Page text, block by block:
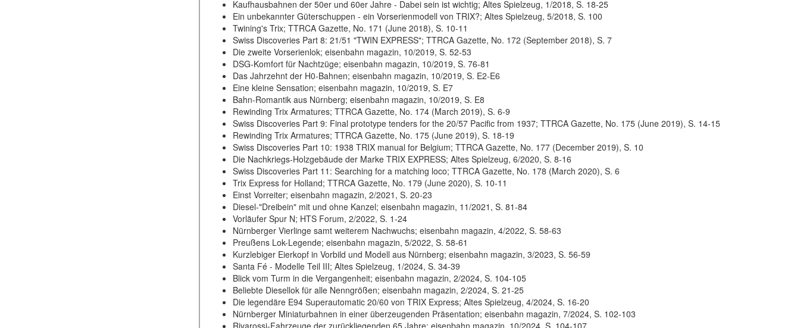
Kaufhausbahnen der 50er und 60er Jahre - Dabei sein ist wichtig; Altes Spielzeug, 1/2018, S. 18-25
Ein unbekannter Güterschuppen - ein Vorserienmodell von TRIX?; Altes Spielzeug, 5/2018, S. 100
Twining's Trix; TTRCA Gazette, No. 171 (June 2018), S. 10-11
Swiss Discoveries Part 8: 21/51 "TWIN EXPRESS"; TTRCA Gazette, No. 172 (September 2018), S. 7
Die zweite Vorserienlok; eisenbahn magazin, 10/2019, S. 52-53
DSG-Komfort für Nachtzüge; eisenbahn magazin, 10/2019, S. 76-81
Das Jahrzehnt der H0-Bahnen; eisenbahn magazin, 10/2019, S. E2-E6
Eine kleine Sensation; eisenbahn magazin, 10/2019, S. E7
Bahn-Romantik aus Nürnberg; eisenbahn magazin, 10/2019, S. E8
Rewinding Trix Armatures; TTRCA Gazette, No. 174 (March 2019), S. 6-9
Swiss Discoveries Part 9: Final prototype tenders for the 20/57 Pacific from 1937; TTRCA Gazette, No. 175 (June 2019), S. 14-15
Rewinding Trix Armatures; TTRCA Gazette, No. 175 (June 2019), S. 18-19
Swiss Discoveries Part 10: 1938 TRIX manual for Belgium; TTRCA Gazette, No. 177 (December 2019), S. 10
Die Nachkriegs-Holzgebäude der Marke TRIX EXPRESS; Altes Spielzeug, 6/2020, S. 8-16
Swiss Discoveries Part 11: Searching for a matching loco; TTRCA Gazette, No. 178 (March 2020), S. 6
Trix Express for Holland; TTRCA Gazette, No. 179 (June 2020), S. 10-11
Einst Vorreiter; eisenbahn magazin, 2/2021, S. 20-23
Diesel-"Dreibein" mit und ohne Kanzel; eisenbahn magazin, 11/2021, S. 81-84
Vorläufer Spur N; HTS Forum, 2/2022, S. 1-24
Nürnberger Vierlinge samt weiterem Nachwuchs; eisenbahn magazin, 4/2022, S. 58-63
Preußens Lok-Legende; eisenbahn magazin, 5/2022, S. 58-61
Kurzlebiger Eierkopf in Vorbild und Modell aus Nürnberg; eisenbahn magazin, 3/2023, S. 56-59
Santa Fé - Modelle Teil III; Altes Spielzeug, 1/2024, S. 34-39
Blick vom Turm in die Vergangenheit; eisenbahn magazin, 2/2024, S. 104-105
Beliebte Diesellok für alle Nenngrößen; eisenbahn magazin, 2/2024, S. 21-25
Die legendäre E94 Superautomatic 20/60 von TRIX Express; Altes Spielzeug, 4/2024, S. 16-20
Nürnberger Miniaturbahnen in einer überzeugenden Präsentation; eisenbahn magazin, 7/2024, S. 102-103
Rivarossi-Fahrzeuge der zurückliegenden 65 Jahre; eisenbahn magazin, 10/2024, S. 104-107